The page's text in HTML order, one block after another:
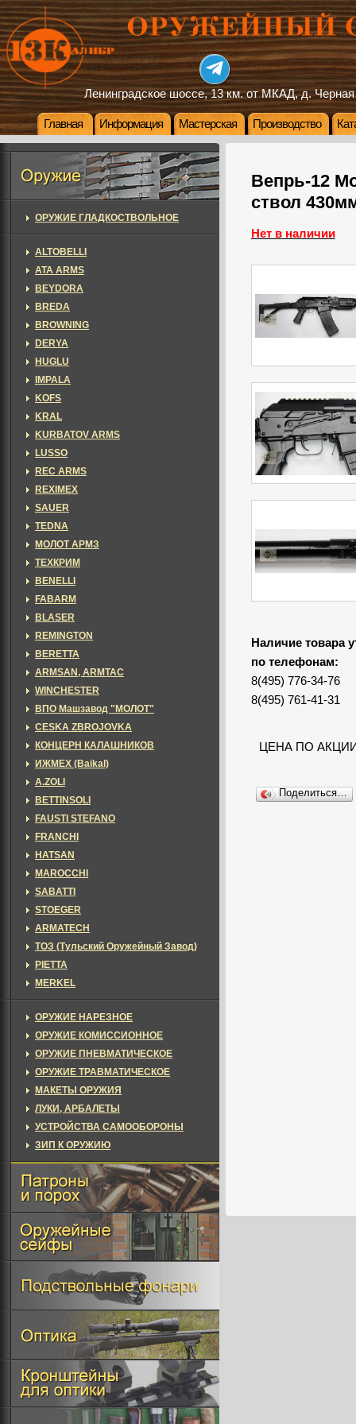
Ленинградское шоссе, 13 км. от МКАД, д. Черная
Главная Информация Мастерская Производство
Вепрь-12
ствол
Нет в наличии
Наличие товара
по телефонам:
8(495) 776-34-76
8(495) 761-41-31
ЦЕНА ПО АКЦИИ!
Поделиться…
ОРУЖИЕ ГЛАДКОСТВОЛЬНОЕ
ALTOBELLI
ATA ARMS
BEYDORA
BREDA
BROWNING
DERYA
HUGLU
IMPALA
KOFS
KRAL
KURBATOV ARMS
LUSSO
REC ARMS
REXIMEX
SAUER
TEDNA
МОЛОТ АРМЗ
ТЕХКРИМ
BENELLI
FABARM
BLASER
REMINGTON
BERETTA
ARMSAN, ARMTAC
WINCHESTER
ВПО Машзавод "МОЛОТ"
CESKA ZBROJOVKA
КОНЦЕРН КАЛАШНИКОВ
ИЖМЕХ (Baikal)
A.ZOLI
BETTINSOLI
FAUSTI STEFANO
FRANCHI
HATSAN
MAROCCHI
SABATTI
STOEGER
ARMATECH
ТОЗ (Тульский Оружейный Завод)
PIETTA
MERKEL
ОРУЖИЕ НАРЕЗНОЕ
ОРУЖИЕ КОМИССИОННОЕ
ОРУЖИЕ ПНЕВМАТИЧЕСКОЕ
ОРУЖИЕ ТРАВМАТИЧЕСКОЕ
МАКЕТЫ ОРУЖИЯ
ЛУКИ, АРБАЛЕТЫ
УСТРОЙСТВА САМООБОРОНЫ
ЗИП К ОРУЖИЮ